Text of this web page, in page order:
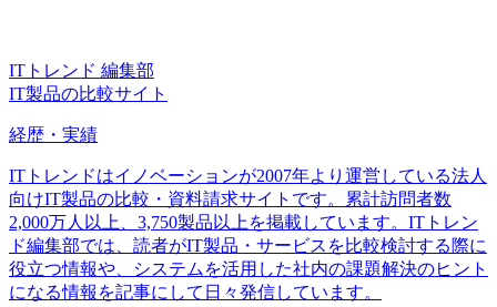
ITトレンド 編集部
IT製品の比較サイト
経歴・実績
ITトレンドはイノベーションが2007年より運営している法人
向けIT製品の比較・資料請求サイトです。累計訪問者数
2,000万人以上、3,750製品以上を掲載しています。ITトレン
ド編集部では、読者がIT製品・サービスを比較検討する際に
役立つ情報や、システムを活用した社内の課題解決のヒント
になる情報を記事にして日々発信しています。